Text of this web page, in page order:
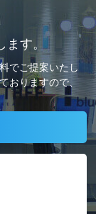
ます。
でご提案いたし
おりますので、